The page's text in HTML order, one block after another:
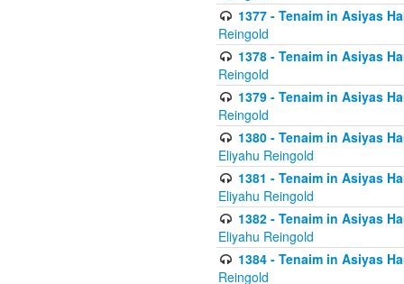
1377 - Tenaim in Asiyas
Reingold
1378 - Tenaim in Asiyas
Reingold
1379 - Tenaim in Asiyas
Reingold
1380 - Tenaim in Asiyas
Eliyahu Reingold
1381 - Tenaim in Asiyas
Eliyahu Reingold
1382 - Tenaim in Asiyas
Eliyahu Reingold
1384 - Tenaim in Asiyas
Reingold